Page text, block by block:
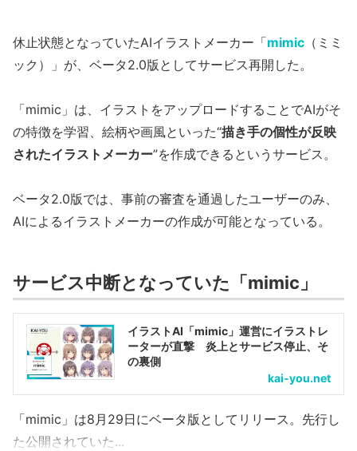
休止状態となっていたAIイラストメーカー「mimic （ミミ
ック）」が、ベータ2.0版としてサービス再開した。
「mimic」は、イラストをアップロードすることでAIがそ
の特徴を学習、絵柄や画風といった“描き手の個性が反映
されたイラストメーカー”を作成できるというサービス。
ベータ2.0版では、事前の審査を通過したユーザーのみ、
AIによるイラストメーカーの作成が可能となっている。
サービス中断となっていた「mimic」
イラストAI「mimic」運営にイラストレ
ーターが直撃 炎上とサービス停止、そ
の裏側
kai-you.net
「mimic」は8月29日にベータ版としてリリース。先行し
た公開されていた...